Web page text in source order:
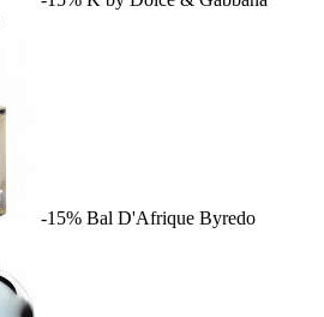
-15% Bal D'Afrique Byredo